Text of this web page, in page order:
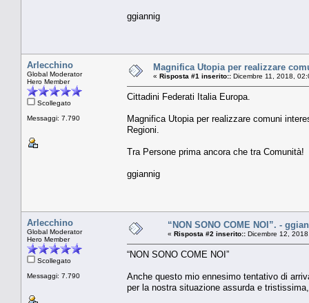
ggiannig
Arlecchino
Global Moderator
Hero Member
Scollegato
Messaggi: 7.790
Magnifica Utopia per realizzare
« Risposta #1 inserito:: Dicembre 11, 2018,
Cittadini Federati Italia Europa.
Magnifica Utopia per realizzare comuni
Regioni.
Tra Persone prima ancora che tra Comunità!
ggiannig
Arlecchino
Global Moderator
Hero Member
Scollegato
Messaggi: 7.790
“NON SONO COME NOI”. -
« Risposta #2 inserito:: Dicembre 12,
“NON SONO COME NOI”
Anche questo mio ennesimo tentativo di
per la nostra situazione assurda e